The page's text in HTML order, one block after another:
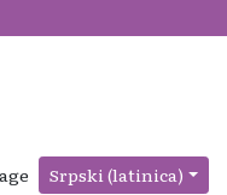
Srpski (latinica)